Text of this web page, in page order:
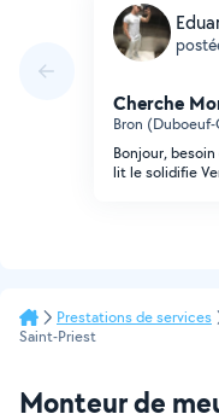
Cherche
Bron
Bonjour,
lit le solidifie
Prestations de services
Saint-Priest
Monteur de